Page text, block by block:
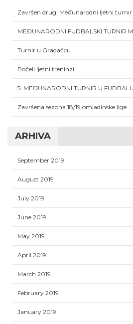
Završen drugi Međunarodni ljetni turnir
MEĐUNARODNI FUDBALSKI TURNIR
Turnir u Gradačcu
Počeli ljetni treninzi
5. MEĐUNARODNI TURNIR U
Završena sezona 18/19 omladinske lige
ARHIVA
September 2019
August 2019
July 2019
June 2019
May 2019
April 2019
March 2019
February 2019
January 2019